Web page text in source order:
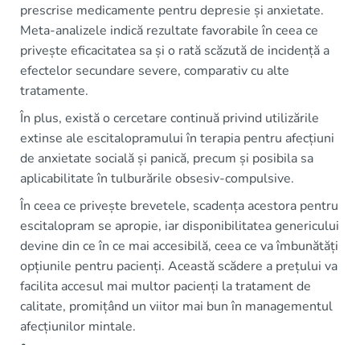
prescrise medicamente pentru depresie și anxietate.
Meta-analizele indică rezultate favorabile în ceea ce
privește eficacitatea sa și o rată scăzută de incidență a
efectelor secundare severe, comparativ cu alte
tratamente.
În plus, există o cercetare continuă privind utilizările
extinse ale escitalopramului în terapia pentru afecțiuni
de anxietate socială și panică, precum și posibila sa
aplicabilitate în tulburările obsesiv-compulsive.
În ceea ce privește brevetele, scadența acestora pentru
escitalopram se apropie, iar disponibilitatea genericului
devine din ce în ce mai accesibilă, ceea ce va îmbunătăți
opțiunile pentru pacienți. Această scădere a prețului va
facilita accesul mai multor pacienți la tratament de
calitate, promițând un viitor mai bun în managementul
afecțiunilor mintale.